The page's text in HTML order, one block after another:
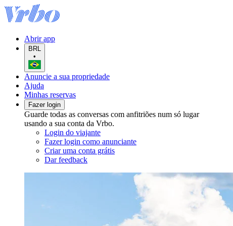
Abrir app
BRL
•
Anuncie a sua propriedade
Ajuda
Minhas reservas
Fazer login
Guarde todas as conversas com anfitriões num só lugar
usando a sua conta da Vrbo.
Login do viajante
Fazer login como anunciante
Criar uma conta grátis
Dar feedback